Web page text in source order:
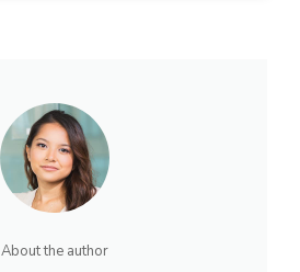
About the author